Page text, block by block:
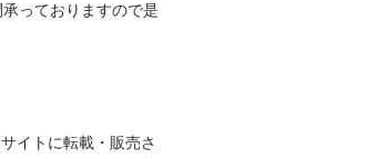
っておりますので是
イトに転載・販売さ